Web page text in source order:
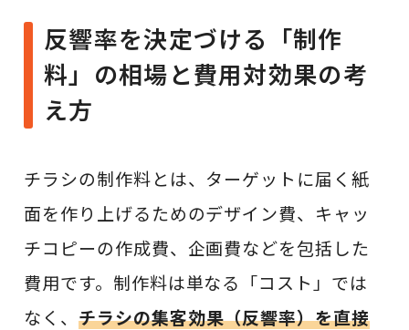
反響率を決定づける「制作
料」の相場と費用対効果の考
え方
チラシの制作料とは、ターゲットに届く紙
面を作り上げるためのデザイン費、キャッ
チコピーの作成費、企画費などを包括した
費用です。制作料は単なる「コスト」では
なく、 チラシの集客効果（反響率）を直接